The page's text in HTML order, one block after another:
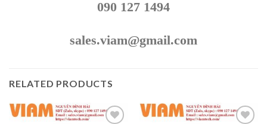
090 127 1494
sales.viam@gmail.com
RELATED PRODUCTS